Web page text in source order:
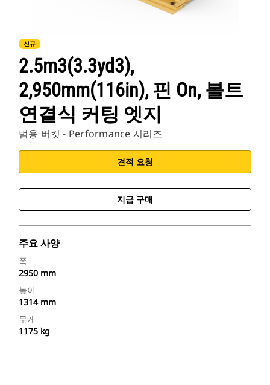
신규
2.5m3(3.3yd3),
2,950mm(116in), 핀 On, 볼트
연결식 커팅 엣지
범용 버킷 - Performance 시리즈
견적 요청
지금 구매
주요 사양
폭
2950 mm
높이
1314 mm
무게
1175 kg